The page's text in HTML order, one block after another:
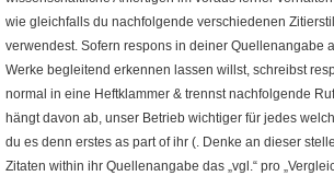
wie gleichfalls du nachfolgende verschiedenen
verwendest. Sofern respons in deiner Quellenangabe
Werke begleitend erkennen lassen willst, schreibst
normal in eine Heftklammer & trennst nachfolgende
hängt davon ab, unser Betrieb wichtiger für jedes
du es denn erstes as part of ihr (. Denke an dieser
Zitaten within ihr Quellenangabe das „vgl.“ pro